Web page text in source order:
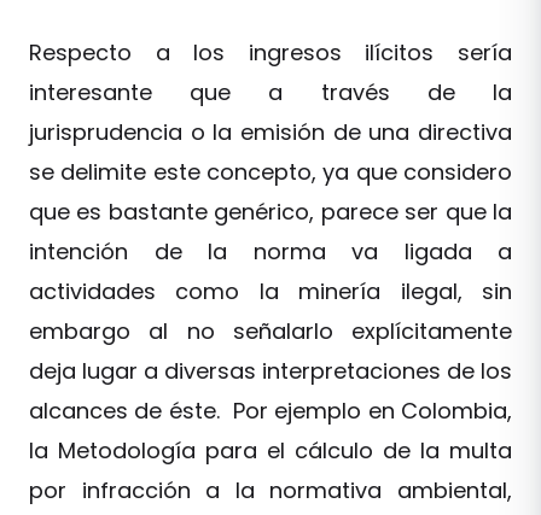
Respecto a los ingresos ilícitos sería
interesante que a través de la
jurisprudencia o la emisión de una directiva
se delimite este concepto, ya que considero
que es bastante genérico, parece ser que la
intención de la norma va ligada a
actividades como la minería ilegal, sin
embargo al no señalarlo explícitamente
deja lugar a diversas interpretaciones de los
alcances de éste. Por ejemplo en Colombia,
la Metodología para el cálculo de la multa
por infracción a la normativa ambiental,